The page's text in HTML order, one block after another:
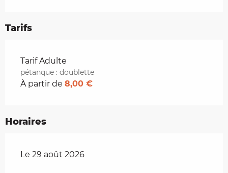
Tarifs
Tarifs 2026
Tarif Adulte
pétanque : doublette
À partir de 8,00 €
Horaires
Le 29 août 2026